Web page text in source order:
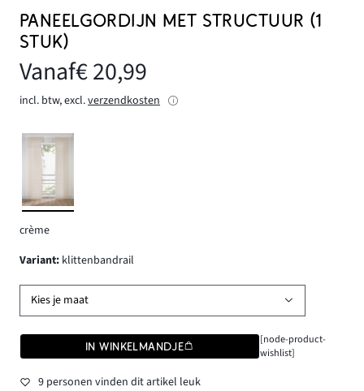
PANEELGORDIJN MET STRUCTUUR (1
STUK)
Vanaf€ 20,99
incl. btw, excl.verzendkosten
crème
Variant: klittenbandrail
Kies je maat
IN WINKELMANDJE
[node-product-
wishlist]
9 personen vinden dit artikel leuk